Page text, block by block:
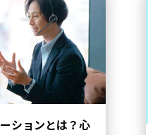
ションとは？心